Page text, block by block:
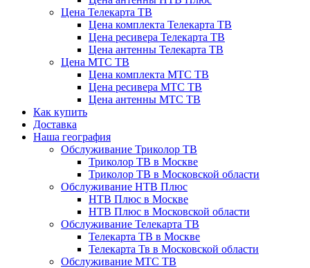
Цена Телекарта ТВ
Цена комплекта Телекарта ТВ
Цена ресивера Телекарта ТВ
Цена антенны Телекарта ТВ
Цена МТС ТВ
Цена комплекта МТС ТВ
Цена ресивера МТС ТВ
Цена антенны МТС ТВ
Как купить
Доставка
Наша география
Обслуживание Триколор ТВ
Триколор ТВ в Москве
Триколор ТВ в Московской области
Обслуживание НТВ Плюс
НТВ Плюс в Москве
НТВ Плюс в Московской области
Обслуживание Телекарта ТВ
Телекарта ТВ в Москве
Телекарта Тв в Московской области
Обслуживание МТС ТВ